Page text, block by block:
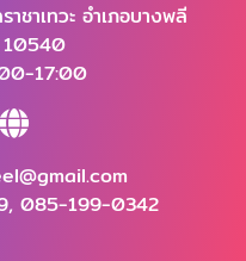
าเทวะ อำเภอบางพลี
10540
17:00
, 085-199-0342